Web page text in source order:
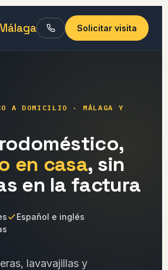
Solicitar visita
A DOMICILIO · MÁLAGA Y
en casa, sin
en la factura
Español e inglés
lavavajillas y